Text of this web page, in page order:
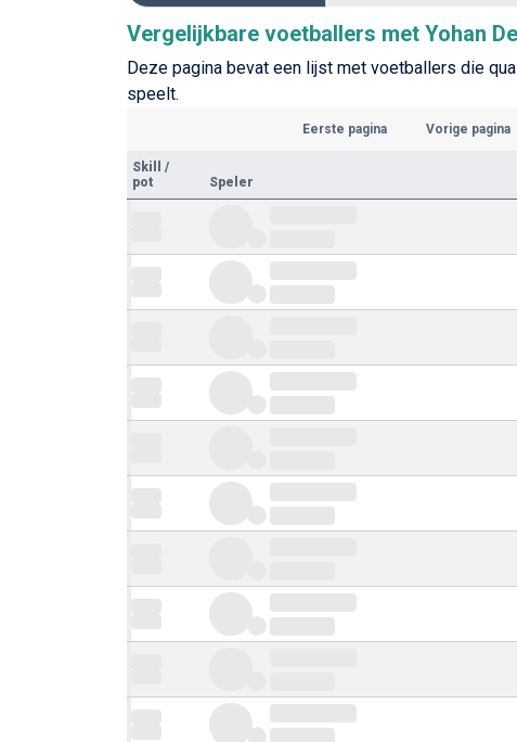
Vergelijkbare voetballers met Yohan
Deze pagina bevat een lijst met voetballers die
speelt.
Eerste pagina Vorige pagina
Skill
/
pot
Speler